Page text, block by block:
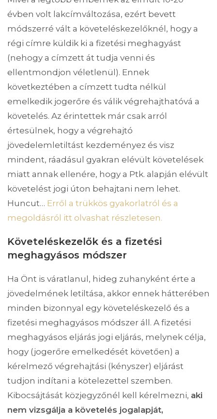
évben volt lakcímváltozása, ezért bevett
módszerré vált a követeléskezelőknél, hogy a
régi címre küldik ki a fizetési meghagyást
(nehogy a címzett át tudja venni és
ellentmondjon véletlenül). Ennek
következtében a címzett tudta nélkül
emelkedik jogerőre és válik végrehajthatóvá a
követelés. Az érintettek már csak arról
értesülnek, hogy a végrehajtó
jövedelemletiltást kezdeményez és visz
mindent, ráadásul gyakran elévült követelések
miatt annak ellenére, hogy a Ptk. alapján elévült
követelést jogi úton behajtani nem lehet.
Huncut… Erről a trükkös gyakorlatról és a
megoldásról itt olvashat részletesen.
Követeléskezelők és a fizetési
meghagyásos módszer
Ha Önt is váratlanul, hideg zuhanyként érte a
jövedelmének letiltása, akkor ennek hátterében
minden bizonnyal egy követeléskezelő és a
fizetési meghagyásos módszer áll. A fizetési
meghagyásos eljárás jogi eljárás, melynek célja,
hogy (jogerőre emelkedését követően) a
kérelmező végrehajtási (kényszer) eljárást
tudjon indítani a kötelezettel szemben.
Kibocsájtását közjegyzőnél kell kérelmezni, aki
nem vizsgálja a követelés jogalapját,